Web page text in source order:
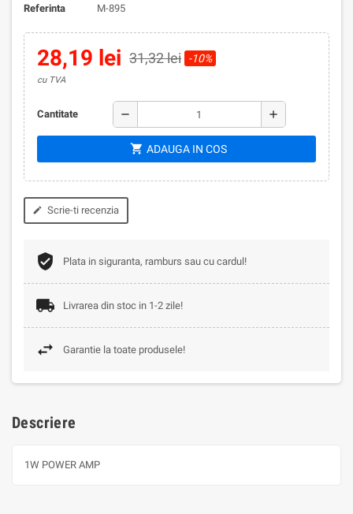
Referinta
M-895
28,19 lei 31,32 lei -10%
cu TVA
Cantitate remove add
shopping_cart ADAUGA IN COS
edit Scrie-ti recenzia
Plata in siguranta, ramburs sau cu cardul!
Livrarea din stoc in 1-2 zile!
Garantie la toate produsele!
Descriere
1W POWER AMP